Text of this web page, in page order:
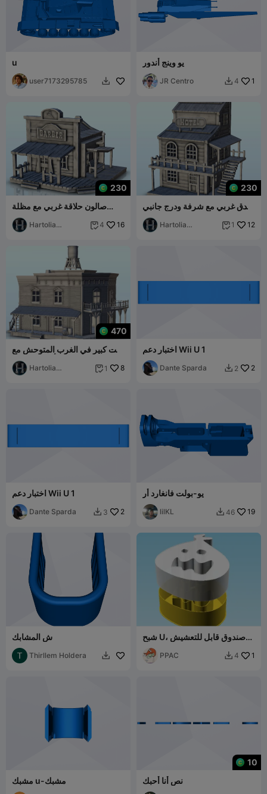
u
user7173295785 
يو وينج أندور
JR Centro  4 1
230
صالون حلاقة غربي مع مظلة
Hartolia
 4 16
230
فندق غربي مع شرفة ودرج جانبي
(8) - Western u
Hartolia
 1 12
470
بيت كبير في الغرب المتوحش مع
برج مياه - غرب أمريكا القديم
ACW UHartolia
 1 8
اختبار دعم Wii U 1
Dante Sparda  2 2
اختبار دعم Wii U 1
Dante Sparda  3 2
يو-بولت فانغارد أر
lilKL  46 19
ش المشابك
Thirllem Holdera 
شبح U، صندوق قابل للتعشيش
PPAC  4 1
مشبك u-مشبك
10
نص أنا أحبك